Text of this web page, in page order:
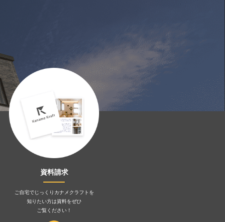
資料請求
ご自宅でじっくりカナメクラフトを
知りたい方は資料をぜひ
ご覧ください！